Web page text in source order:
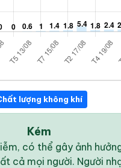
lượng không khí
Kém
có thể gây ảnh
cả mọi người. Người